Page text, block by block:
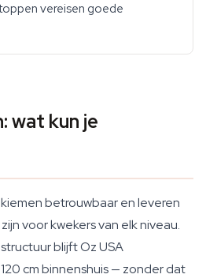
vereisen goede
wat kun je
betrouwbaar en leveren
voor kwekers van elk niveau.
blijft Oz USA
cm binnenshuis — zonder dat